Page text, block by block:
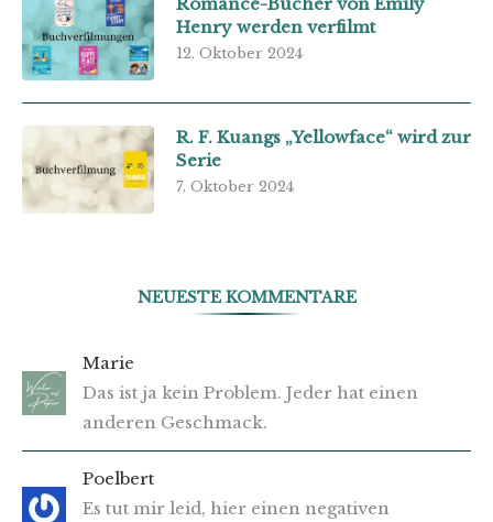
Henry werden verfilmt
12. Oktober 2024
R. F. Kuangs „Yellowface“ wird zur
Serie
7. Oktober 2024
NEUESTE KOMMENTARE
Marie
Das ist ja kein Problem. Jeder hat einen
anderen Geschmack.
Poelbert
Es tut mir leid, hier einen negativen